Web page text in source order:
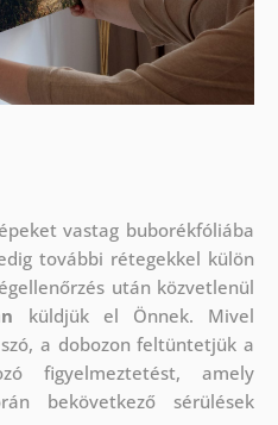
vastag buborékfóliába
további rétegekkel külön
után közvetlenül
küldjük el Önnek. Mivel
a dobozon feltüntetjük a
figyelmeztetést, amely
bekövetkező sérülések